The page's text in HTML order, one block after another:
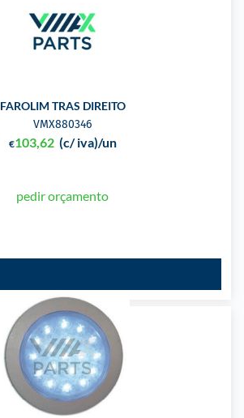
FAROLIM TRAS DIREITO
VMX880346
€103,62 (c/ iva)/un
pedir orçamento